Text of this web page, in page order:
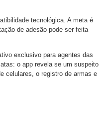
tecnológica. A meta é
de adesão pode ser feita
exclusivo para agentes das
o app revela se um suspeito
celulares, o registro de armas e